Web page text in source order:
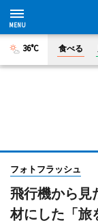
36°C 食べる
フォトフラッシュ
飛行機から見
材にした「旅